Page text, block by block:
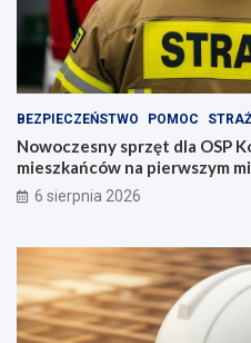
BEZPIECZEŃSTWO POMOC
Nowoczesny sprzęt dla OSP
mieszkańców na pierwszym
6 sierpnia 2026